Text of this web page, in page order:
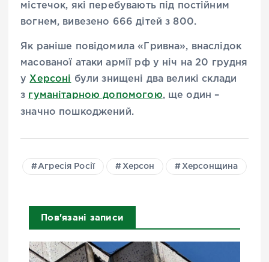
містечок, які перебувають під постійним
вогнем, вивезено 666 дітей з 800.
Як раніше повідомила «Гривна», внаслідок
масованої атаки армії рф у ніч на 20 грудня
у Херсоні були знищені два великі склади
з гуманітарною допомогою, ще один –
значно пошкоджений.
Агресія Росії Херсон Херсонщина
Пов'язані записи